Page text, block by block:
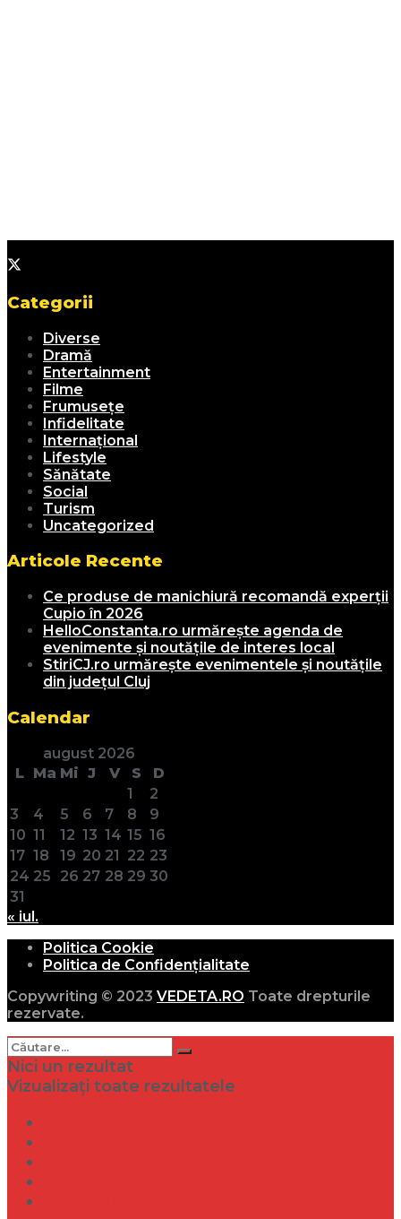
Categorii
Diverse
Dramă
Entertainment
Filme
Frumusețe
Infidelitate
Internațional
Lifestyle
Sănătate
Social
Turism
Uncategorized
Articole Recente
Ce produse de manichiură recomandă experții
Cupio în 2026
HelloConstanta.ro urmărește agenda de
evenimente și noutățile de interes local
StiriCJ.ro urmărește evenimentele și noutățile
din județul Cluj
Calendar
august 2026
L Ma Mi J V S
D
1
2
3
4 5 6 7 8
9
10 11 12 13 14 15 16
17 18 19 20 21 22 23
24 25 26 27 28 29 30
31
« iul.
Politica Cookie
Politica de Confidențialitate
Copywriting © 2023 VEDETA.RO Toate drepturile
rezervate.
Nici un rezultat
Vizualizați toate rezultatele